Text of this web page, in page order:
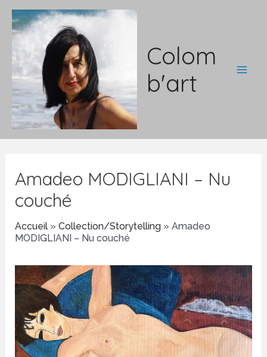
contenu
Colom
b'art
Amadeo MODIGLIANI – Nu
couché
Accueil» Collection/Storytelling» Amadeo
MODIGLIANI – Nu couché